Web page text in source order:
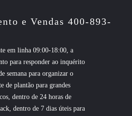
e Vendas 400-893-
em linha 09:00-18:00, a
para responder ao inquérito
semana para organizar o
de plantão para grandes
dentro de 24 horas de
dentro de 7 dias úteis para